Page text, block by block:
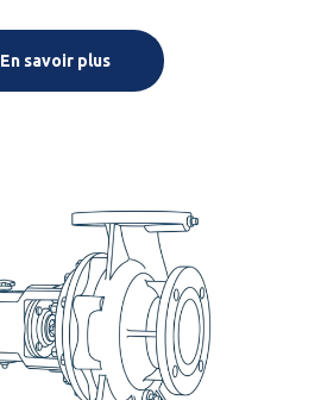
En savoir plus